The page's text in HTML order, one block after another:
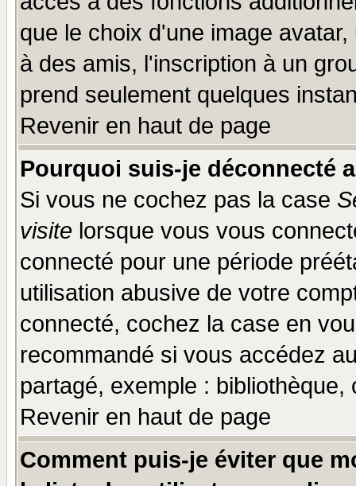
que le choix d'une image
à des amis, l'inscription à un
prend seulement quelques
Revenir en haut de page
Pourquoi suis-je déconnecté
Si vous ne cochez pas la case
visite lorsque vous vous
connecté pour une période
utilisation abusive de votre
connecté, cochez la case en
recommandé si vous accédez
partagé, exemple :
Revenir en haut de page
Comment puis-je éviter que